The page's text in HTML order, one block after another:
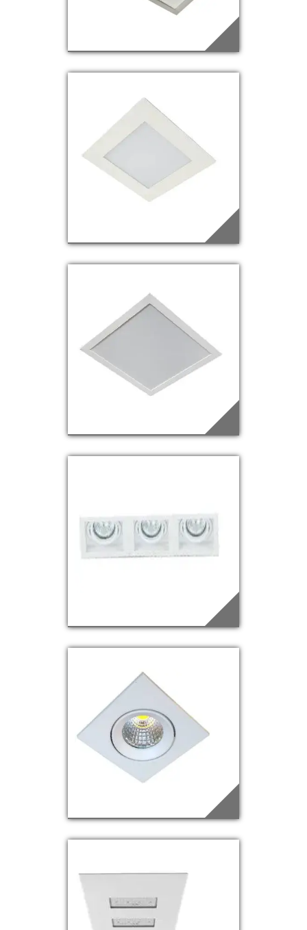
EDQ-49
EDQ-53
EDQ-57
Saiba mais
EDQ-58
Saiba mais
EDQ-59
Saiba mais